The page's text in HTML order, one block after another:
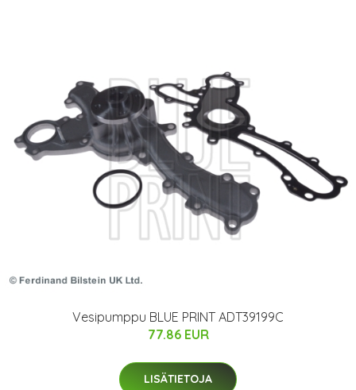
Vesipumppu BLUE PRINT ADT39199C
77.86 EUR
LISÄTIETOJA